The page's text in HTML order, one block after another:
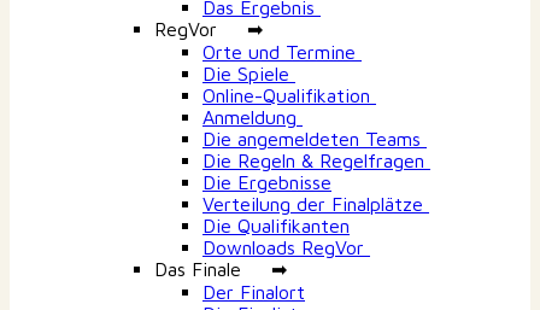
Das Ergebnis
RegVor ➡
Orte und Termine
Die Spiele
Online-Qualifikation
Anmeldung
Die angemeldeten Teams
Die Regeln & Regelfragen
Die Ergebnisse
Verteilung der Finalplätze
Die Qualifikanten
Downloads RegVor
Das Finale ➡
Der Finalort